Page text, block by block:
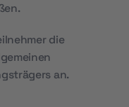
die
an.